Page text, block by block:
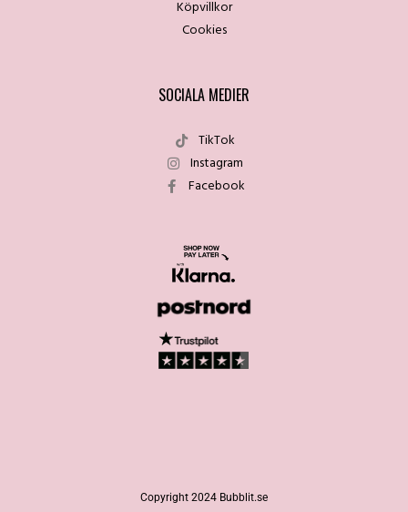
Köpvillkor
Cookies
SOCIALA MEDIER
TikTok
Instagram
Facebook
Copyright 2024 Bubblit.se